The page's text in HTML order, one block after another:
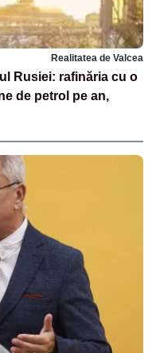
Realitatea de Valcea
Rusiei: rafinăria cu o
de petrol pe an,